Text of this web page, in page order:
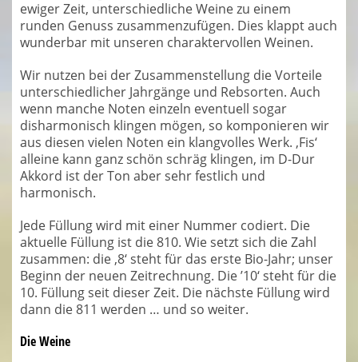
ewiger Zeit, unterschiedliche Weine zu einem
runden Genuss zusammenzufügen. Dies klappt auch
wunderbar mit unseren charaktervollen Weinen.
Wir nutzen bei der Zusammenstellung die Vorteile
unterschiedlicher Jahrgänge und Rebsorten. Auch
wenn manche Noten einzeln eventuell sogar
disharmonisch klingen mögen, so komponieren wir
aus diesen vielen Noten ein klangvolles Werk. ‚Fis‘
alleine kann ganz schön schräg klingen, im D-Dur
Akkord ist der Ton aber sehr festlich und
harmonisch.
Jede Füllung wird mit einer Nummer codiert. Die
aktuelle Füllung ist die 810. Wie setzt sich die Zahl
zusammen: die ‚8‘ steht für das erste Bio-Jahr; unser
Beginn der neuen Zeitrechnung. Die ’10‘ steht für die
10. Füllung seit dieser Zeit. Die nächste Füllung wird
dann die 811 werden … und so weiter.
Die Weine